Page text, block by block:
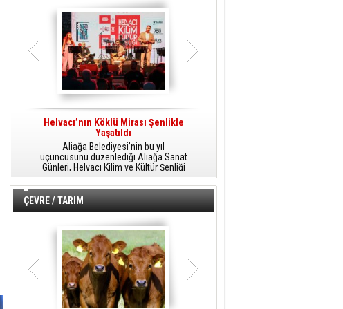
Helvacı’nın Köklü Mirası Şenlikle
Yaşatıldı
Aliağa Belediyesi’nin bu yıl
üçüncüsünü düzenlediği Aliağa Sanat
Günleri, Helvacı Kilim ve Kültür Şenliği
ile Helvacı’da renkli bir güne sahne
oldu.
birbirinden renkli etkinliklerle devam
ÇEVRE / TARIM